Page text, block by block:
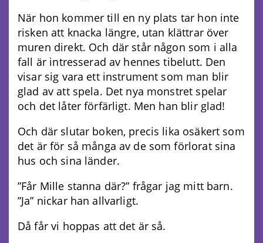
När hon kommer till en ny plats tar hon inte
risken att knacka längre, utan klättrar över
muren direkt. Och där står någon som i alla
fall är intresserad av hennes tibelutt. Den
visar sig vara ett instrument som man blir
glad av att spela. Det nya monstret spelar
och det låter förfärligt. Men han blir glad!
Och där slutar boken, precis lika osäkert som
det är för så många av de som förlorat sina
hus och sina länder.
”Får Mille stanna där?” frågar jag mitt barn.
”Ja” nickar han allvarligt.
Då får vi hoppas att det är så.